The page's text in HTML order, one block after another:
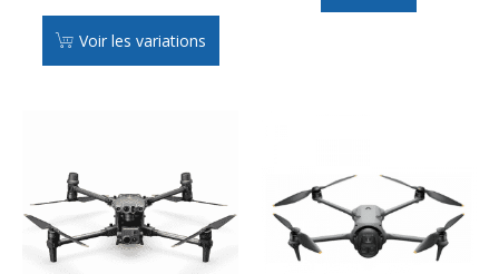
Voir les variations